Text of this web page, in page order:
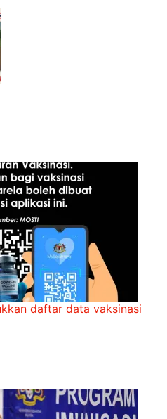
daftar data vaksinasi